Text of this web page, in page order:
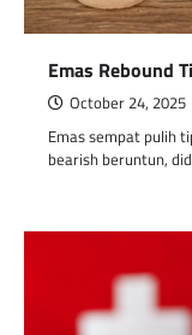
Emas Rebound
October 24, 2025
Emas sempat pulih
bearish beruntun,